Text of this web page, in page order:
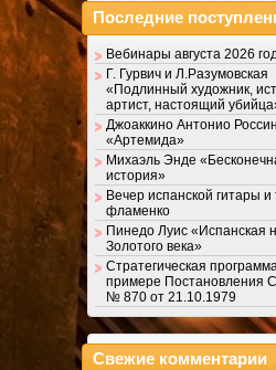
Последние
Вебинары августа 2026
Г. Гурвич и Л.Разумовская
«Подлинный художник,
артист, настоящий
Джоаккино Антонио
«Артемида»
Михаэль Энде
история»
Вечер испанской гитары и
фламенко
Пинедо Луис «Испанская
Золотого века»
Стратегическая
примере
№ 870 от 21.10.1979
Свежие комментарии